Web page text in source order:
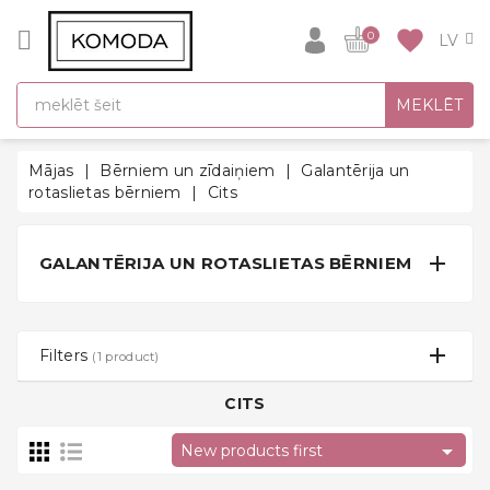
CATEGORY
DĀVANU
IDEJAS
SUPER
SALE!
SEZONAS
HITI
UZ
SKOLU
favorite
0
MEKLĒT
Mājas Bērniem un zīdaiņiem
Galantērija un
rotaslietas bērniem
Cits
GALANTĒRIJA UN ROTASLIETAS BĒRNIEM 
Filters (1 product)
CITS
New products first 